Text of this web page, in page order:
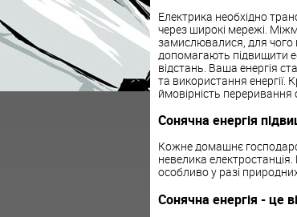
Електрика необхідно
через широкі мережі.
замислювалися, для чого
допомагають підвищити
відстань. Ваша енергія
та використання енергії.
ймовірність переривання
Сонячна енергія
Кожне домашнє
невелика
особливо у разі
Сонячна енергія - це